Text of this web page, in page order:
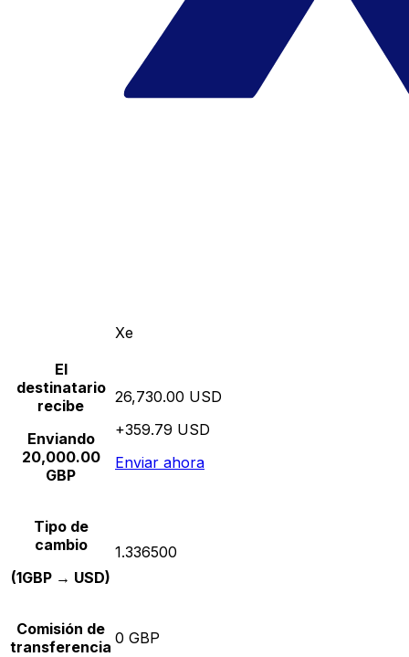
Xe
El
destinatario
recibe
Enviando
20,000.00
GBP
26,730.00 USD
+359.79 USD
Enviar ahora
Tipo de
cambio
(1GBP → USD)
1.336500
Comisión de
transferencia 0 GBP